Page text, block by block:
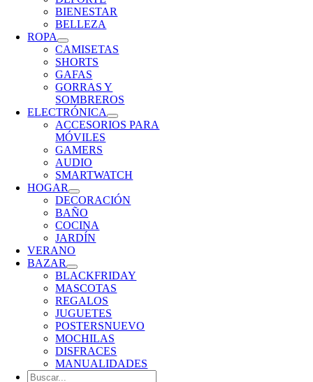
BIENESTAR
BELLEZA
ROPA
CAMISETAS
SHORTS
GAFAS
GORRAS Y
SOMBREROS
ELECTRÓNICA
ACCESORIOS PARA
MÓVILES
GAMERS
AUDIO
SMARTWATCH
HOGAR
DECORACIÓN
BAÑO
COCINA
JARDÍN
VERANO
BAZAR
BLACKFRIDAY
MASCOTAS
REGALOS
JUGUETES
POSTERSNUEVO
MOCHILAS
DISFRACES
MANUALIDADES
Buscar: